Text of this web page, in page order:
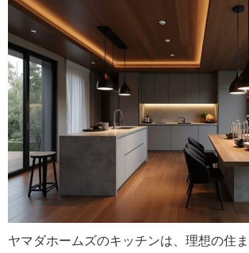
ヤマダホームズのキッチンは、理想の住